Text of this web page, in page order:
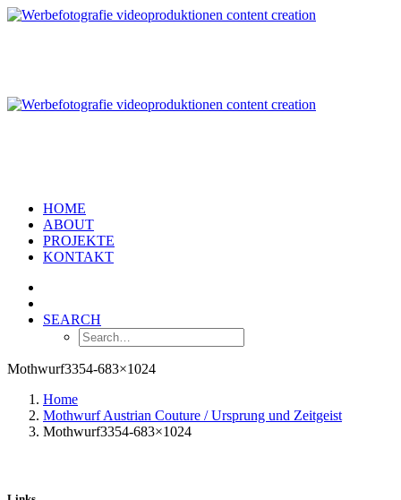
HOME
ABOUT
PROJEKTE
KONTAKT
SEARCH
Mothwurf3354-683×1024
Home
Mothwurf Austrian Couture / Ursprung und Zeitgeist
Mothwurf3354-683×1024